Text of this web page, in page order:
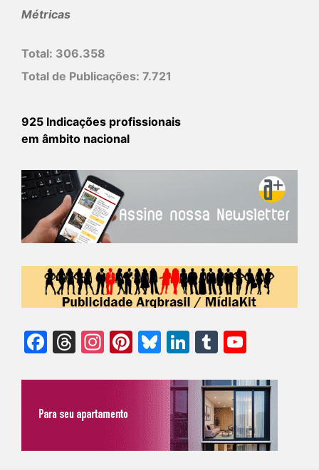
Métricas
Total: 306.358
Total de Publicações: 7.721
925 Indicações profissionais
em âmbito nacional
Facebook
Threads
Instagram
Pinterest
Bluesky
LinkedIn
Tumblr